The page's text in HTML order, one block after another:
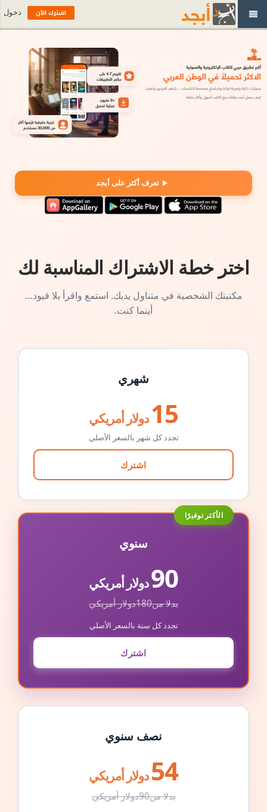
تعرف أكثر على أبجد
اختر خطة الاشتراك المناسبة لك
مكتبتك الشخصية في متناول يديك. استمع واقرأ بلا قيود…
أينما كنت.
شهري
15 دولار أمريكي
تجدد كل شهر بالسعر الأصلي
اشترك
الأكثر توفيرًا
سنوي
90دولار أمريكي
بدلا من180دولار أمريكي
تجدد كل سنة بالسعر الأصلي
اشترك
نصف سنوي
54 دولار أمريكي
بدلا من90دولار أمريكي
اشترك الآن دخول